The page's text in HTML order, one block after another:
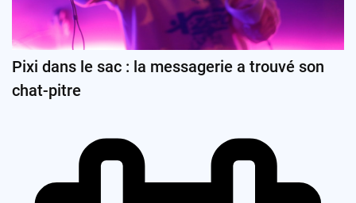
Pixi dans le sac : la messagerie a trouvé son
chat-pitre